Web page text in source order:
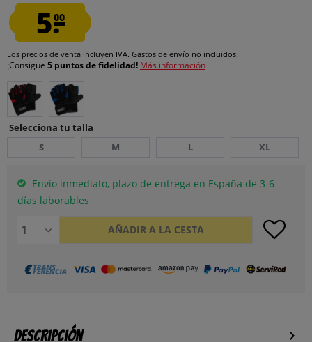
5.00
Los precios de venta incluyen IVA. Gastos de envío no incluidos.
¡Consigue 5 puntos de fidelidad! Más información
Selecciona tu talla
S
M L XL
Envío inmediato, plazo de entrega en España de 3-6
días laborables
AÑADIR A LA CESTA
Descripción